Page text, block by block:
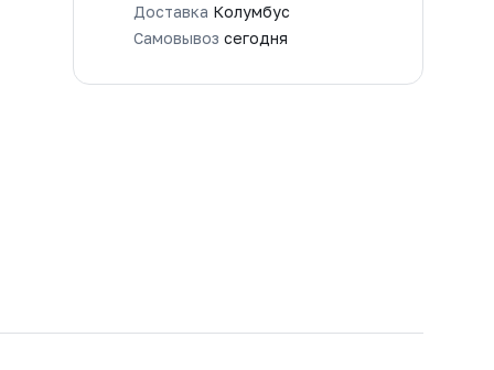
Доставка Колумбус
Самовывоз сегодня